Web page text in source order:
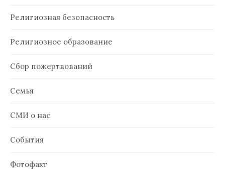
Религиозная безопасность
Религиозное образование
Сбор пожертвований
Семья
СМИ о нас
События
Фотофакт